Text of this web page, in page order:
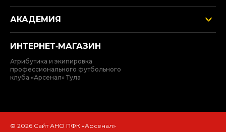
АКАДЕМИЯ
ИНТЕРНЕТ‑МАГАЗИН
Атрибутика и экипировка
профессионального футбольного
клуба «Арсенал» Тула
© 2026 Сайт АНО ПФК «Арсенал»